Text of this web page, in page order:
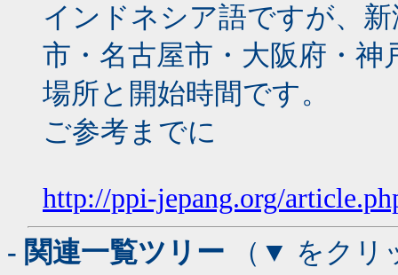
インドネシア語ですが、
市・名古屋市・大阪府・
場所と開始時間です。
ご参考までに
http://ppi-jepang.org/
- 関連一覧ツリー （▼ をクリ